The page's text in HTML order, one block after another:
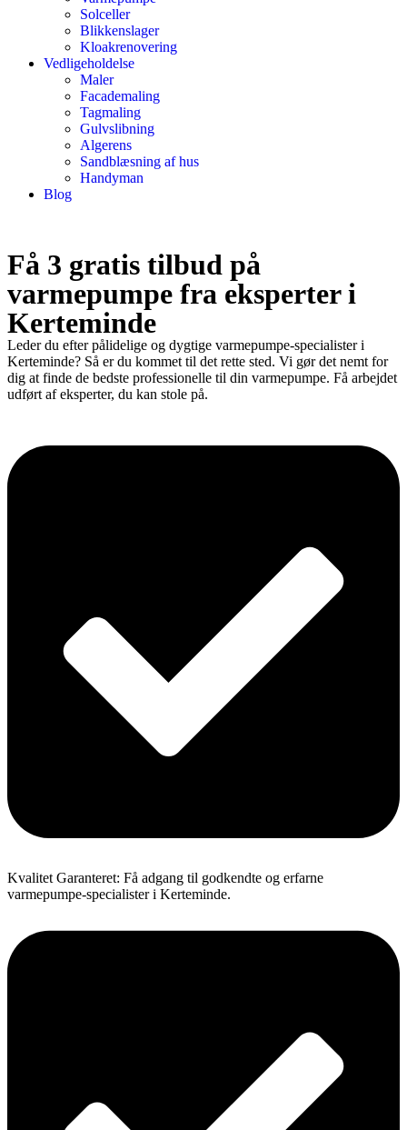
Solceller
Blikkenslager
Kloakrenovering
Vedligeholdelse
Maler
Facademaling
Tagmaling
Gulvslibning
Algerens
Sandblæsning af hus
Handyman
Blog
Få 3 gratis tilbud på
varmepumpe fra eksperter i
Kerteminde
Leder du efter pålidelige og dygtige varmepumpe-specialister i
Kerteminde? Så er du kommet til det rette sted. Vi gør det nemt for
dig at finde de bedste professionelle til din varmepumpe. Få arbejdet
udført af eksperter, du kan stole på.
Kvalitet Garanteret: Få adgang til godkendte og erfarne
varmepumpe-specialister i Kerteminde.